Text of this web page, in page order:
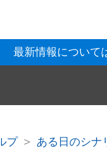
最新情報について
プ ある日のシナ